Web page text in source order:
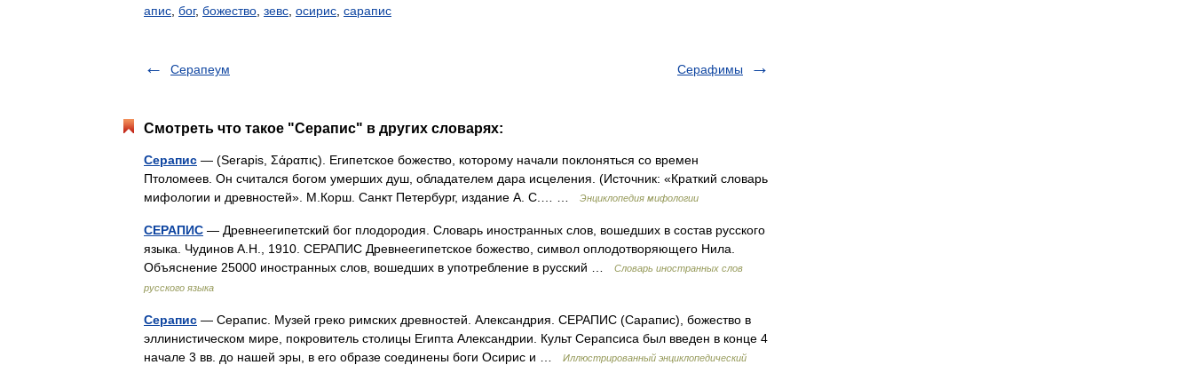
апис бог, божество зевс осирис сарапис
Серапеум Серафимы
Смотреть что такое "Серапис" в других словарях:
Серапис — (Serapis, Σάραπις). Египетское божество, которому начали поклоняться со времен
Птоломеев. Он считался богом умерших душ, обладателем дара исцеления. (Источник: «Краткий словарь
мифологии и древностей». М.Корш. Санкт Петербург, издание А. С.… …
Энциклопедия мифологии
СЕРАПИС — Древнеегипетский бог плодородия. Словарь иностранных слов, вошедших в состав русского
языка. Чудинов А.Н., 1910. СЕРАПИС Древнеегипетское божество, символ оплодотворяющего Нила.
Объяснение 25000 иностранных слов, вошедших в употребление в русский …
Словарь иностранных слов
русского языка
Серапис — Серапис. Музей греко римских древностей. Александрия. СЕРАПИС (Сарапис), божество в
эллинистическом мире, покровитель столицы Египта Александрии. Культ Серапсиса был введен в конце 4
начале 3 вв. до нашей эры, в его образе соединены боги Осирис и …
Иллюстрированный энциклопедический